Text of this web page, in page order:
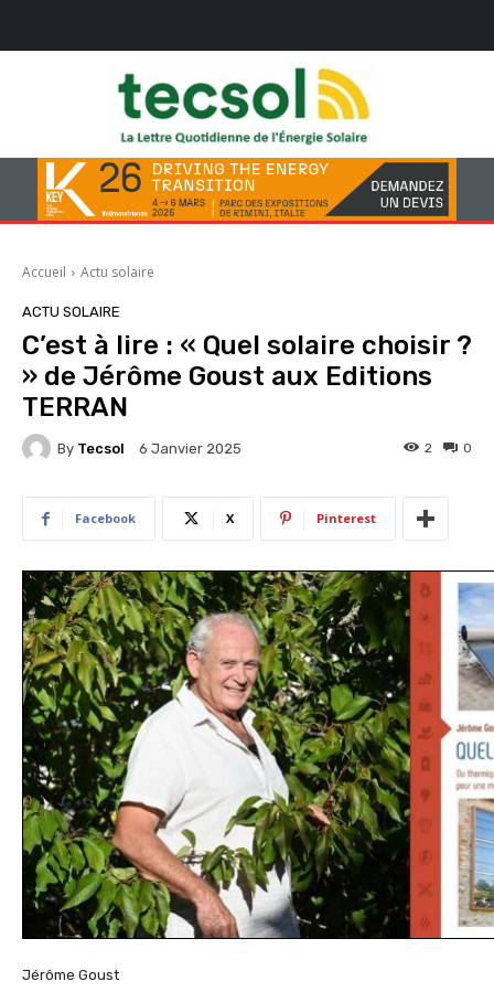
Accueil Actu solaire
ACTU SOLAIRE
C’est à lire : « Quel solaire choisir ?
» de Jérôme Goust aux Editions
TERRAN
By Tecsol 6 Janvier 2025 0
2
Facebook X Pinterest
Jérôme Goust